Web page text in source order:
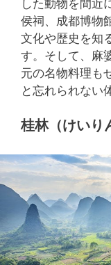
侯祠、成都博物
文化や歴史を知
す。そして、麻
元の名物料理も
と忘れられない
桂林（けいり